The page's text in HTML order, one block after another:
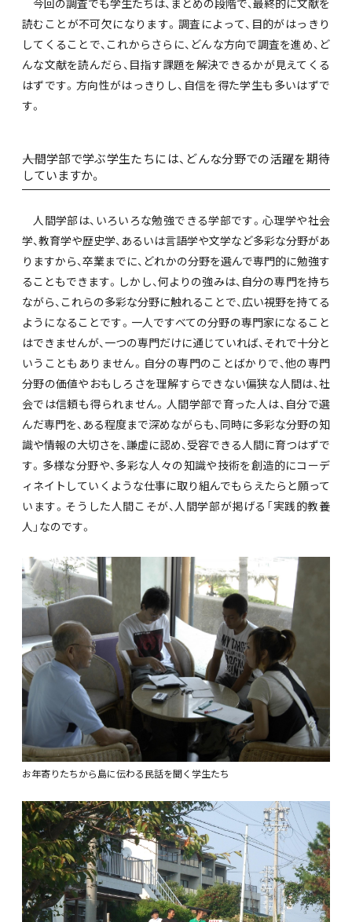
読むことが不可欠になります。調査によって、目的がはっきり
してくることで、これからさらに、どんな方向で調査を進め、ど
んな文献を読んだら、目指す課題を解決できるかが見えてくる
はずです。方向性がはっきりし、自信を得た学生も多いはずで
す。
――人間学部で学ぶ学生たちには、どんな分野での活躍を期待
していますか。
人間学部は、いろいろな勉強できる学部です。心理学や社会
学、教育学や歴史学、あるいは言語学や文学など多彩な分野があ
りますから、卒業までに、どれかの分野を選んで専門的に勉強す
ることもできます。しかし、何よりの強みは、自分の専門を持ち
ながら、これらの多彩な分野に触れることで、広い視野を持てる
ようになることです。一人ですべての分野の専門家になること
はできませんが、一つの専門だけに通じていれば、それで十分と
いうこともありません。自分の専門のことばかりで、他の専門
分野の価値やおもしろさを理解すらできない偏狭な人間は、社
会では信頼も得られません。人間学部で育った人は、自分で選
んだ専門を、ある程度まで深めながらも、同時に多彩な分野の知
識や情報の大切さを、謙虚に認め、受容できる人間に育つはずで
す。多様な分野や、多彩な人々の知識や技術を創造的にコーデ
ィネイトしていくような仕事に取り組んでもらえたらと願って
います。そうした人間こそが、人間学部が掲げる「実践的教養
人」なのです。
お年寄りたちから島に伝わる民話を聞く学生たち